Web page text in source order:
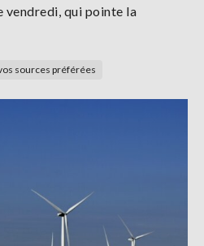
vendredi, qui pointe la
sources préférées